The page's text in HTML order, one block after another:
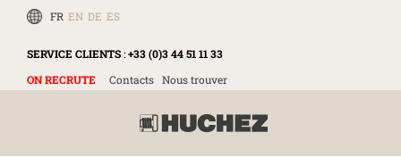
FR EN DE ES
SERVICE CLIENTS:+33 (0)3 44 51 11 33
ON RECRUTE
Contacts Nous trouver